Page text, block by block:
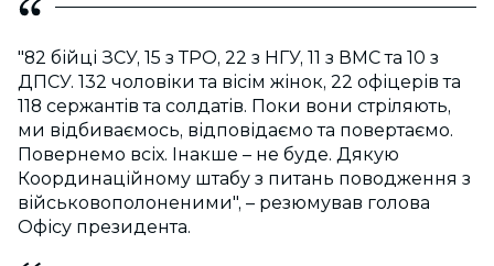
"82 бійці ЗСУ, 15 з ТРО, 22 з НГУ, 11 з ВМС та 10 з
ДПСУ. 132 чоловіки та вісім жінок, 22 офіцерів та
118 сержантів та солдатів. Поки вони стріляють,
ми відбиваємось, відповідаємо та повертаємо.
Повернемо всіх. Інакше – не буде. Дякую
Координаційному штабу з питань поводження з
військовополоненими", – резюмував голова
Офісу президента.